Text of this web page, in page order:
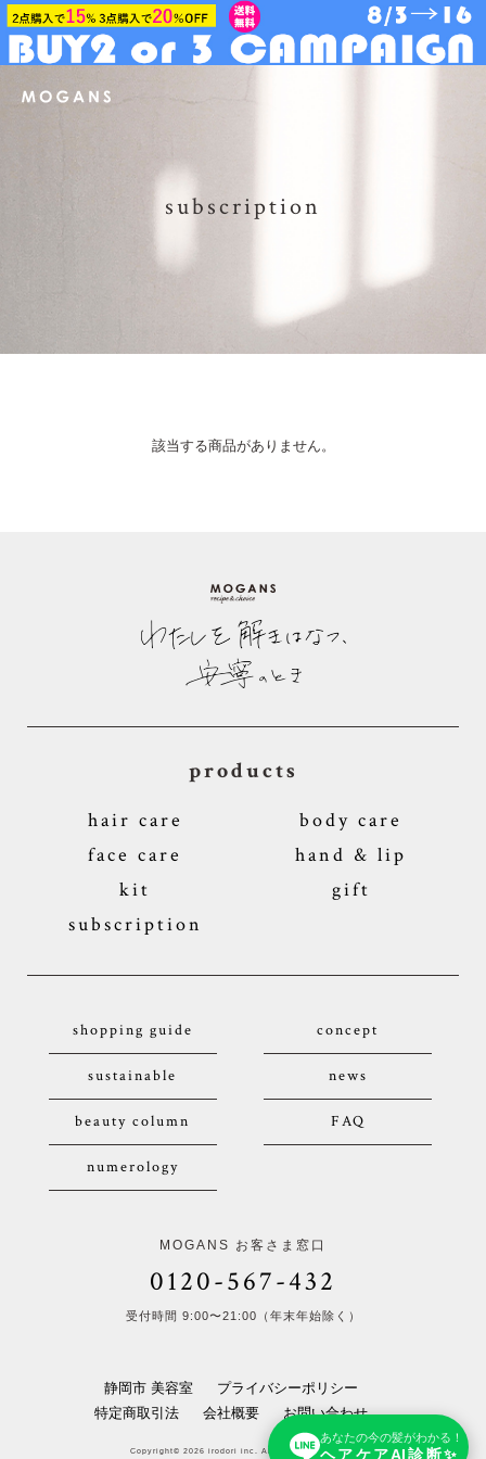
あなたの今の髪がわかる！
ヘアケアAI診断✨
subscription
該当する商品がありません。
products
hair care
body care
face care
hand & lip
kit
gift
subscription
shopping guide concept
sustainable news
beauty column FAQ
numerology
MOGANS お客さま窓口
0120-567-432
受付時間 9:00〜21:00（年末年始除く）
静岡市 美容室
プライバシーポリシー
特定商取引法
会社概要 お問い合わせ
Copyright© 2026 irodori inc. All Rights Reserved.